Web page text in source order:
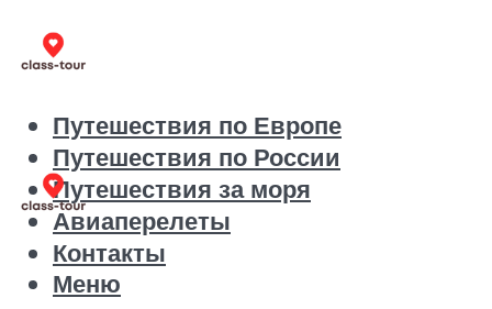
Путешествия по Европе
Путешествия по России
Путешествия за моря
Авиаперелеты
Контакты
Меню